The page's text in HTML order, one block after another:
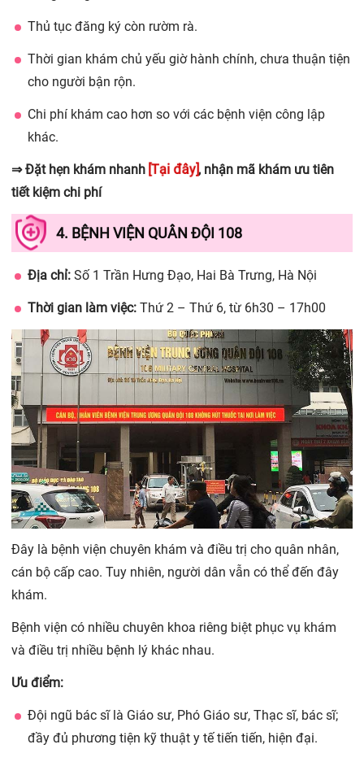
Thủ tục đăng ký còn rườm rà.
Thời gian khám chủ yếu giờ hành chính, chưa thuận tiện
cho người bận rộn.
Chi phí khám cao hơn so với các bệnh viện công lập
khác.
⇒ Đặt hẹn khám nhanh [Tại đây], nhận mã khám ưu tiên
tiết kiệm chi phí
4. BỆNH VIỆN QUÂN ĐỘI 108
Địa chỉ: Số 1 Trần Hưng Đạo, Hai Bà Trưng, Hà Nội
Thời gian làm việc: Thứ 2 – Thứ 6, từ 6h30 – 17h00
Đây là bệnh viện chuyên khám và điều trị cho quân nhân,
cán bộ cấp cao. Tuy nhiên, người dân vẫn có thể đến đây
khám.
Bệnh viện có nhiều chuyên khoa riêng biệt phục vụ khám
và điều trị nhiều bệnh lý khác nhau.
Ưu điểm:
Đội ngũ bác sĩ là Giáo sư, Phó Giáo sư, Thạc sĩ, bác sĩ;
đầy đủ phương tiện kỹ thuật y tế tiến tiến, hiện đại.